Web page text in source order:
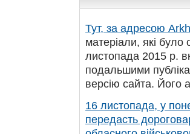
Тут, за адресою
матеріали, які
листопада 2015 р.
подальшими
версію сайта. Його
16 листопада, у
передасть